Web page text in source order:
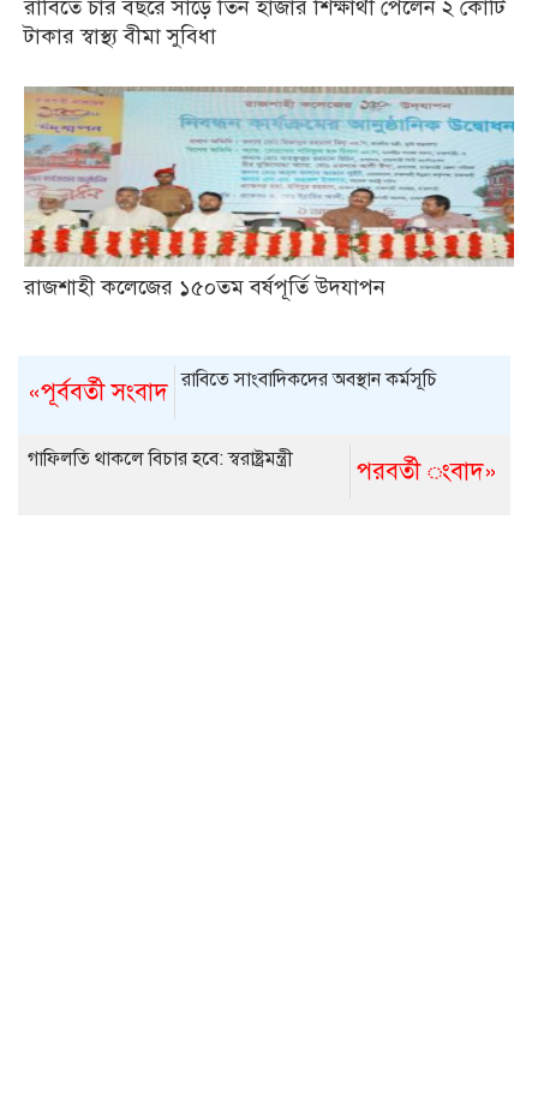
রাবিতে চার বছরে সাড়ে তিন হাজার শিক্ষার্থী পেলেন ২ কোটি
টাকার স্বাস্থ্য বীমা সুবিধা
রাজশাহী কলেজের ১৫০তম বর্ষপূর্তি উদযাপন
«পূর্ববর্তী সংবাদ রাবিতে সাংবাদিকদের অবস্থান কর্মসূচি
পরবর্তী ংবাদ»
গাফিলতি থাকলে বিচার হবে: স্বরাষ্ট্রমন্ত্রী